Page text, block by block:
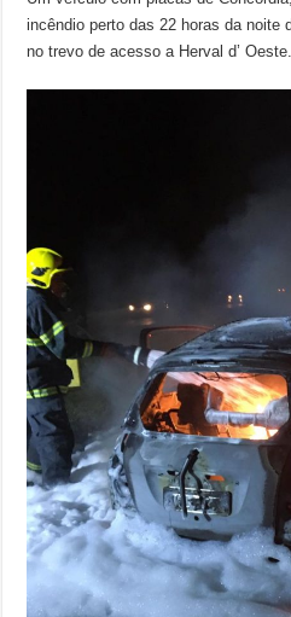
incêndio perto das 22 horas da noite
no trevo de acesso a Herval d’ Oeste.